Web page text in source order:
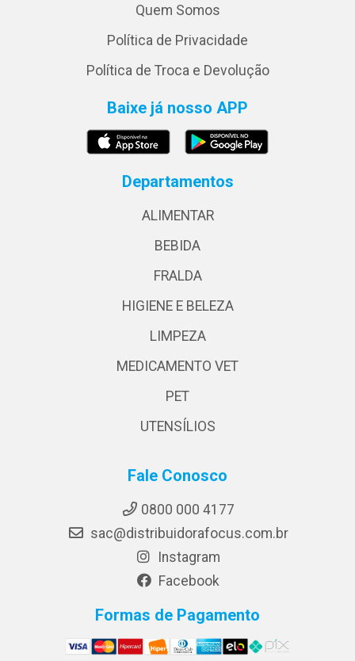
Quem Somos
Política de Privacidade
Política de Troca e Devolução
Baixe já nosso APP
Departamentos
ALIMENTAR
BEBIDA
FRALDA
HIGIENE E BELEZA
LIMPEZA
MEDICAMENTO VET
PET
UTENSÍLIOS
Fale Conosco
0800 000 4177
sac@distribuidorafocus.com.br
Instagram
Facebook
Formas de Pagamento